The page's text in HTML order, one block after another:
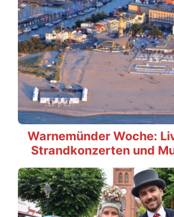
Warnemünder Woche:
Strandkonzerten und